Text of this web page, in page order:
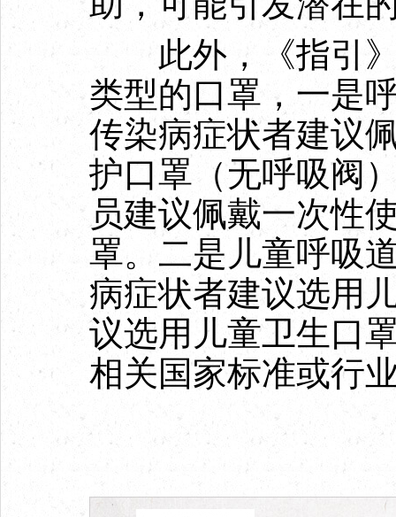
此外，《指引》
类型的口罩，一是
传染病症状者建议
护口罩（无呼吸阀
员建议佩戴一次性
罩。二是儿童呼吸
病症状者建议选用
议选用儿童卫生口
相关国家标准或行